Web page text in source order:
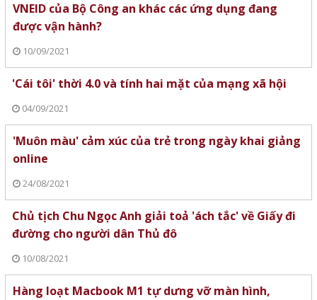
VNEID của Bộ Công an khác các ứng dụng đang
được vận hành?
10/09/2021
'Cái tôi' thời 4.0 và tính hai mặt của mạng xã hội
04/09/2021
'Muôn màu' cảm xúc của trẻ trong ngày khai giảng
online
24/08/2021
Chủ tịch Chu Ngọc Anh giải toả 'ách tắc' về Giấy đi
đường cho người dân Thủ đô
10/08/2021
Hàng loạt Macbook M1 tự dưng vỡ màn hình,